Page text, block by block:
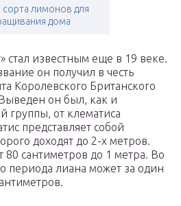
лимонов для
дома
стал известным еще в 19 веке.
он получил в честь
Королевского Британского
он был, как и
группы, от клематиса
представляет собой
доходят до 2-х метров.
сантиметров до 1 метра. Во
периода лиана может за один